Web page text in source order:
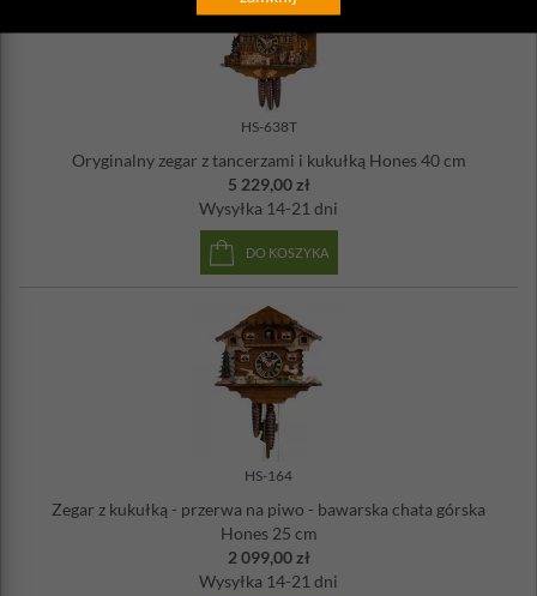
HS-638T
Oryginalny zegar z tancerzami i kukułką Hones 40 cm
5 229,00 zł
Wysyłka 14-21 dni
DO KOSZYKA
HS-164
Zegar z kukułką - przerwa na piwo - bawarska chata górska
Hones 25 cm
2 099,00 zł
Wysyłka 14-21 dni